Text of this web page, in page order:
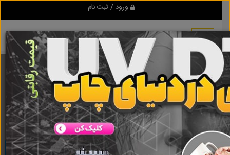
ورود / ثبت نام
برنامه اندروید تبلیغ شو
مرجع نیازمندیها و تبلیغات اینترنتی
دانلود